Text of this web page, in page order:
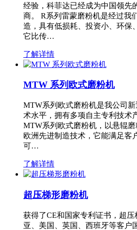
经验，科菲达已经成为中国领先
商。 R系列雷蒙磨粉机是经过我
造，具有低损耗、投资小、环保
它比传…
了解详情
MTW 系列欧式磨粉机
MTW系列欧式磨粉机是我公司
术水平，拥有多项自主专利技
MTW系列欧式磨粉机，以悬辊磨
欧洲先进制造技术，它能满足客
可…
了解详情
超压梯形磨粉机
获得了CE和国家专利证书，超压
亚、美国、英国、西班牙等客户